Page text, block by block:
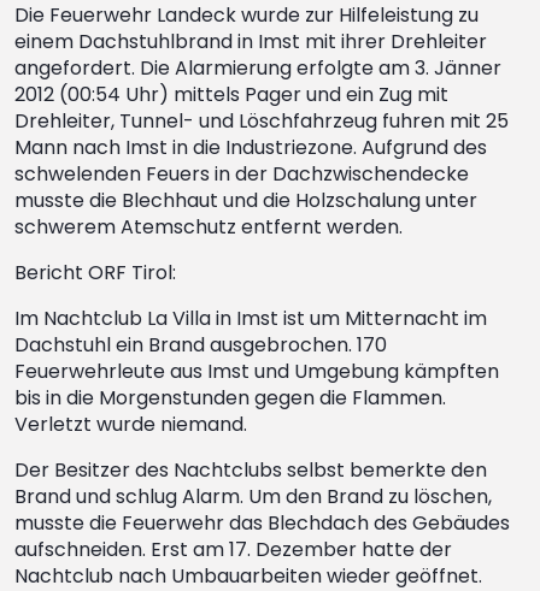
Die Feuerwehr Landeck wurde zur Hilfeleistung zu
einem Dachstuhlbrand in Imst mit ihrer Drehleiter
angefordert. Die Alarmierung erfolgte am 3. Jänner
2012 (00:54 Uhr) mittels Pager und ein Zug mit
Drehleiter, Tunnel- und Löschfahrzeug fuhren mit 25
Mann nach Imst in die Industriezone. Aufgrund des
schwelenden Feuers in der Dachzwischendecke
musste die Blechhaut und die Holzschalung unter
schwerem Atemschutz entfernt werden.
Bericht ORF Tirol:
Im Nachtclub La Villa in Imst ist um Mitternacht im
Dachstuhl ein Brand ausgebrochen. 170
Feuerwehrleute aus Imst und Umgebung kämpften
bis in die Morgenstunden gegen die Flammen.
Verletzt wurde niemand.
Der Besitzer des Nachtclubs selbst bemerkte den
Brand und schlug Alarm. Um den Brand zu löschen,
musste die Feuerwehr das Blechdach des Gebäudes
aufschneiden. Erst am 17. Dezember hatte der
Nachtclub nach Umbauarbeiten wieder geöffnet.